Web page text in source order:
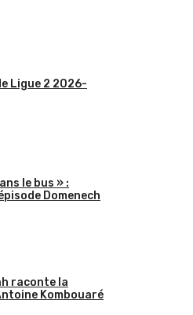
Ligue 2 2026-
le bus » :
Domenech
raconte la
Kombouaré